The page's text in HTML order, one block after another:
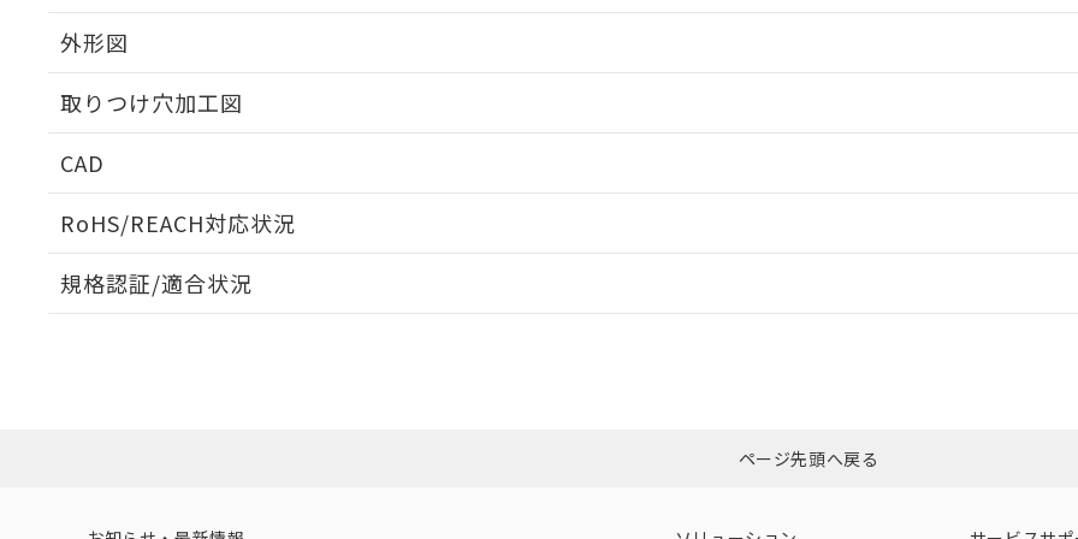
外形図
取りつけ穴加工図
CAD
RoHS/REACH対応状況
EU RoHS 注意事項・凡例
ダウンロードはこちら
規格認証/適合状況
ページ先頭へ戻る